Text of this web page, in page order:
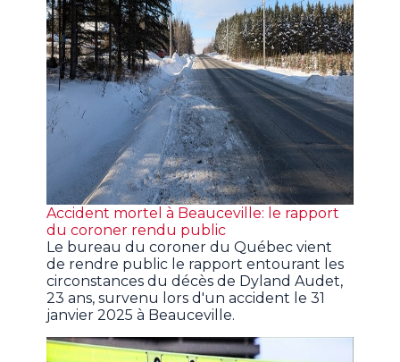
Accident mortel à Beauceville: le rapport
du coroner rendu public
Le bureau du coroner du Québec vient
de rendre public le rapport entourant les
circonstances du décès de Dyland Audet,
23 ans, survenu lors d'un accident le 31
janvier 2025 à Beauceville.